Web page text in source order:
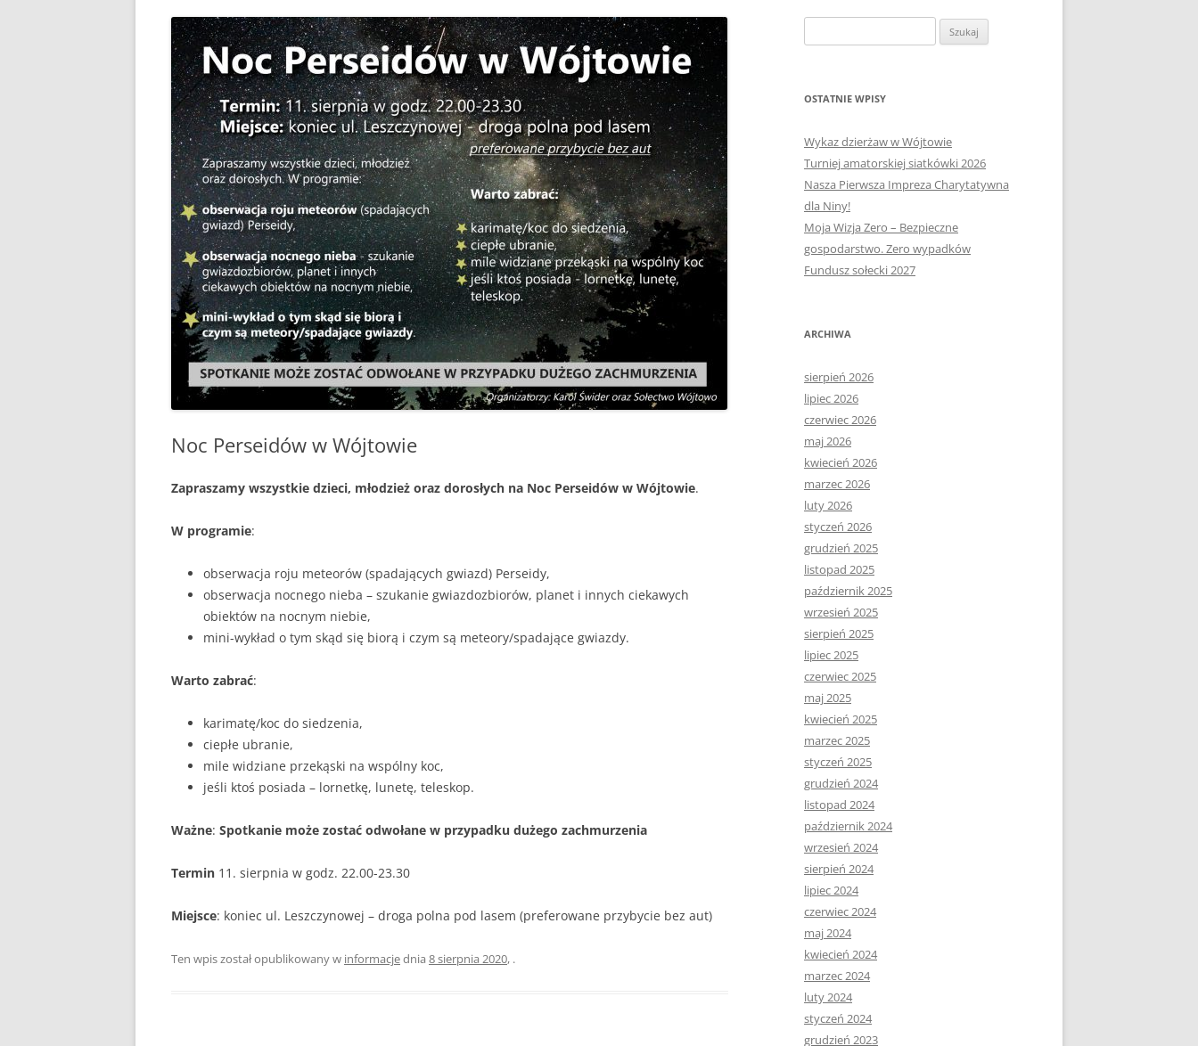
PLAN ODNOWY WÓJTOWA
WYKAZ TELEFONÓW
ZAKŁAD USŁUG KOMUNALNYCH
SCHRONISKO W TOMARYNACH
WÓJTOWIE
WÓJTOWO PO RAZ DRUGI
ODKRYTE
KOŚCIUSZKOWCY Z WÓJTOWA
SIÓDMY ŻOŁNIERZ
…ALE NA GROCHÓWKĘ
POJECHALIŚMY
E-MAPA BARCZEWA
SOŁECTWO NIKIELKOWO
Noc Perseidów w Wójtowie
Zapraszamy wszystkie dzieci, młodzież oraz dorosłych na Noc Perseidów w Wójtowie.
W programie:
obserwacja roju meteorów (spadających gwiazd) Perseidy,
obserwacja nocnego nieba – szukanie gwiazdozbiorów, planet i innych ciekawych
obiektów na nocnym niebie,
mini-wykład o tym skąd się biorą i czym są meteory/spadające gwiazdy.
Warto zabrać:
karimatę/koc do siedzenia,
ciepłe ubranie,
mile widziane przekąski na wspólny koc,
jeśli ktoś posiada – lornetkę, lunetę, teleskop.
Ważne: Spotkanie może zostać odwołane w przypadku dużego zachmurzenia
Termin 11. sierpnia w godz. 22.00-23.30
Miejsce: koniec ul. Leszczynowej – droga polna pod lasem (preferowane przybycie bez aut)
Ten wpis został opublikowany w informacjednia 8 sierpnia 2020, .
OSTATNIE WPISY
Wykaz dzierżaw w Wójtowie
Turniej amatorskiej siatkówki 2026
Nasza Pierwsza Impreza Charytatywna
dla Niny!
Moja Wizja Zero – Bezpieczne
gospodarstwo. Zero wypadków
Fundusz sołecki 2027
ARCHIWA
sierpień 2026
lipiec 2026
czerwiec 2026
maj 2026
kwiecień 2026
marzec 2026
luty 2026
styczeń 2026
grudzień 2025
listopad 2025
październik 2025
wrzesień 2025
sierpień 2025
lipiec 2025
czerwiec 2025
maj 2025
kwiecień 2025
marzec 2025
styczeń 2025
grudzień 2024
listopad 2024
październik 2024
wrzesień 2024
sierpień 2024
lipiec 2024
czerwiec 2024
maj 2024
kwiecień 2024
marzec 2024
luty 2024
styczeń 2024
grudzień 2023